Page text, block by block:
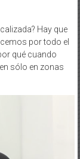
Hay que
por todo el
qué cuando
sólo en zonas